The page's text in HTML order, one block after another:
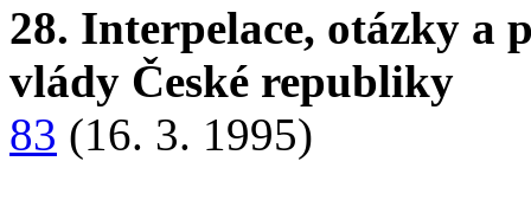
28. Interpelace, otázky a
vlády České republiky
83 (16. 3. 1995)